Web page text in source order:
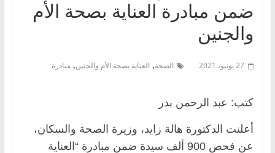
ضمن مبادرة العناية بصحة الأم
والجنين
27 يونيو، 2021 الصحة, العناية بصحة الأم والجنين, مبادرة
كتب: عبد الرحمن بدر
أعلنت الدكتورة هالة زايد، وزيرة الصحة والسكان،
عن فحص 900 ألف سيدة ضمن مبادرة “العناية